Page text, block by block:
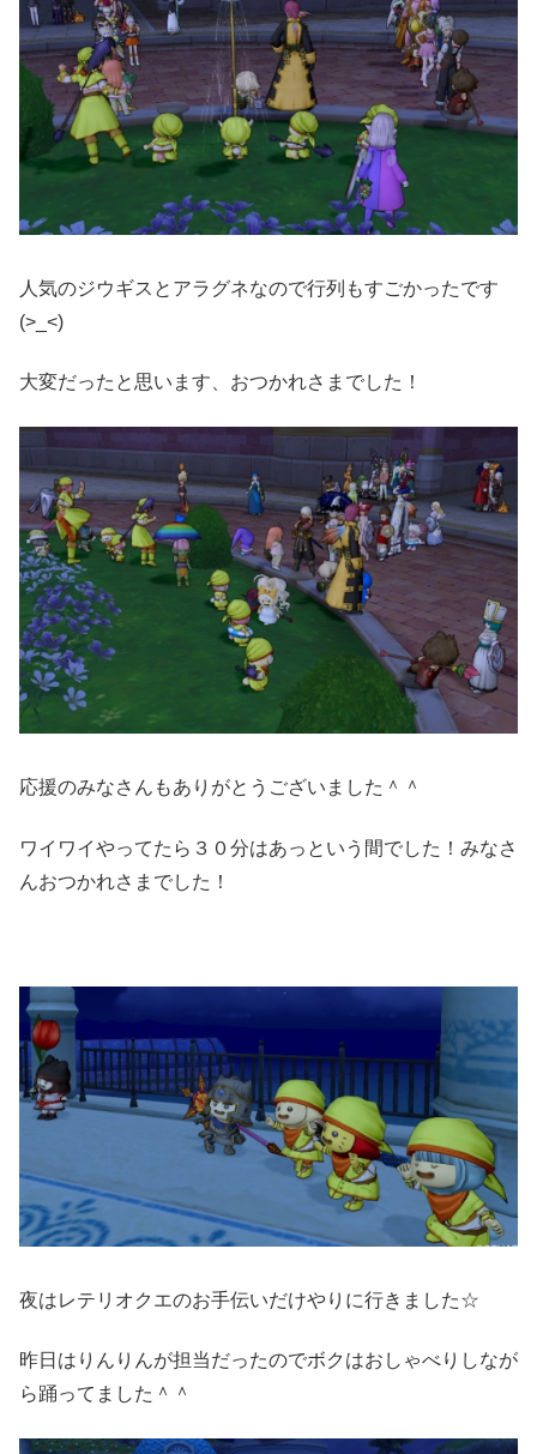
人気のジウギスとアラグネなので行列もすごかったです
(>_<)
大変だったと思います、おつかれさまでした！
応援のみなさんもありがとうございました＾＾
ワイワイやってたら３０分はあっという間でした！みなさ
んおつかれさまでした！
夜はレテリオクエのお手伝いだけやりに行きました☆
昨日はりんりんが担当だったのでボクはおしゃべりしなが
ら踊ってました＾＾